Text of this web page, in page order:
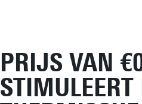
PRIJS VAN